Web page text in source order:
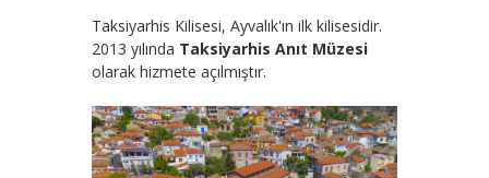
Taksiyarhis Kilisesi, Ayvalık'ın ilk kilisesidir.
2013 yılında Taksiyarhis Anıt Müzesi
olarak hizmete açılmıştır.